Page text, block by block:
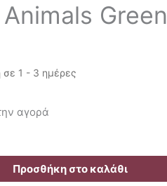
Green
1 - 3 ημέρες
αγορά
Προσθήκη στο καλάθι